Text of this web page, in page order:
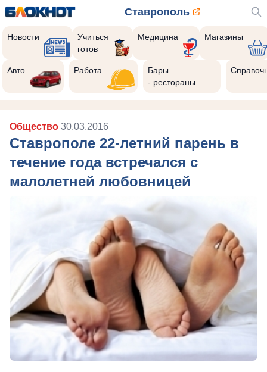
Ставрополь
Новости
Учиться
готов
Медицина Магазины
Авто Работа
Бары
- рестораны
Общество 30.03.2016
Ставрополе 22-летний парень в
течение года встречался с
малолетней любовницей